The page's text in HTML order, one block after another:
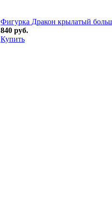
Фигурка Дракон крылатый
840 руб.
Купить